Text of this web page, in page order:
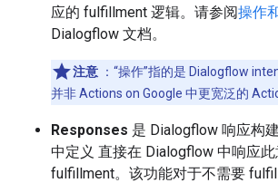
应的 fulfillment 逻辑。请参阅操作
Dialogflow 文档。
注意 ：“操作”指的是 Dialogflow
并非 Actions on Google 中更宽泛的
Responses 是 Dialogflow 响应构
中定义 直接在 Dialogflow 中响应
fulfillment。该功能对于不需要